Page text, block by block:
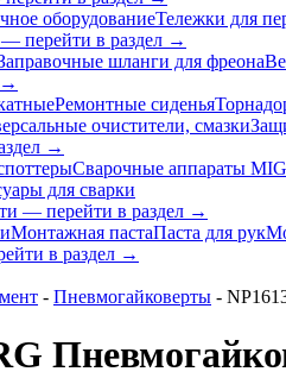
оборудованиеТележки для
— перейти в раздел →
шланги для фреона
→
Ремонтные сиденья
очистители, смазки
→
Сварочные аппараты
для сварки
— перейти в раздел →
Монтажная пастаПаста для рук
в раздел →
- Пневмогайковерты -